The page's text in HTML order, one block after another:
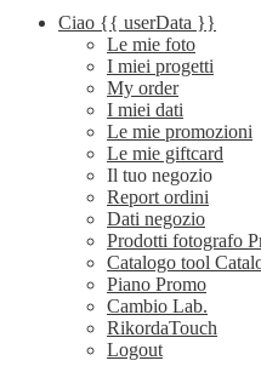
Ciao {{ userData }}
Le mie foto
I miei progetti
My order
I miei dati
Le mie promozioni
Le mie giftcard
Il tuo negozio
Report ordini
Dati negozio
Prodotti fotografo
Catalogo tool
Piano Promo
Cambio Lab.
RikordaTouch
Logout